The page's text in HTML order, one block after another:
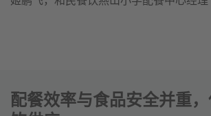
配餐效率与食品安全并重